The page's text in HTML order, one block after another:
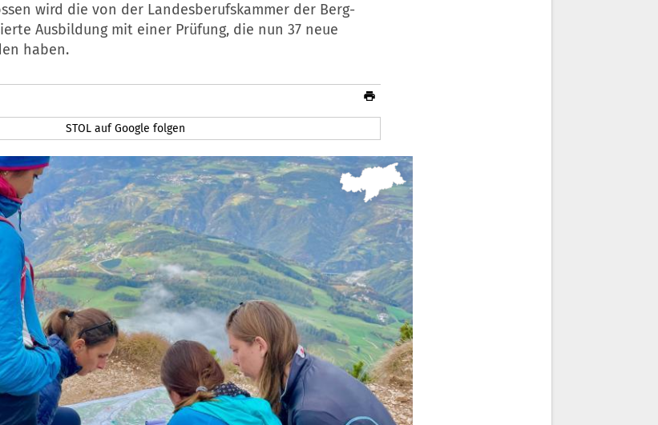
wird die von der Landesberufskammer der Berg-
Ausbildung mit einer Prüfung, die nun 37 neue
haben.
STOL auf Google folgen